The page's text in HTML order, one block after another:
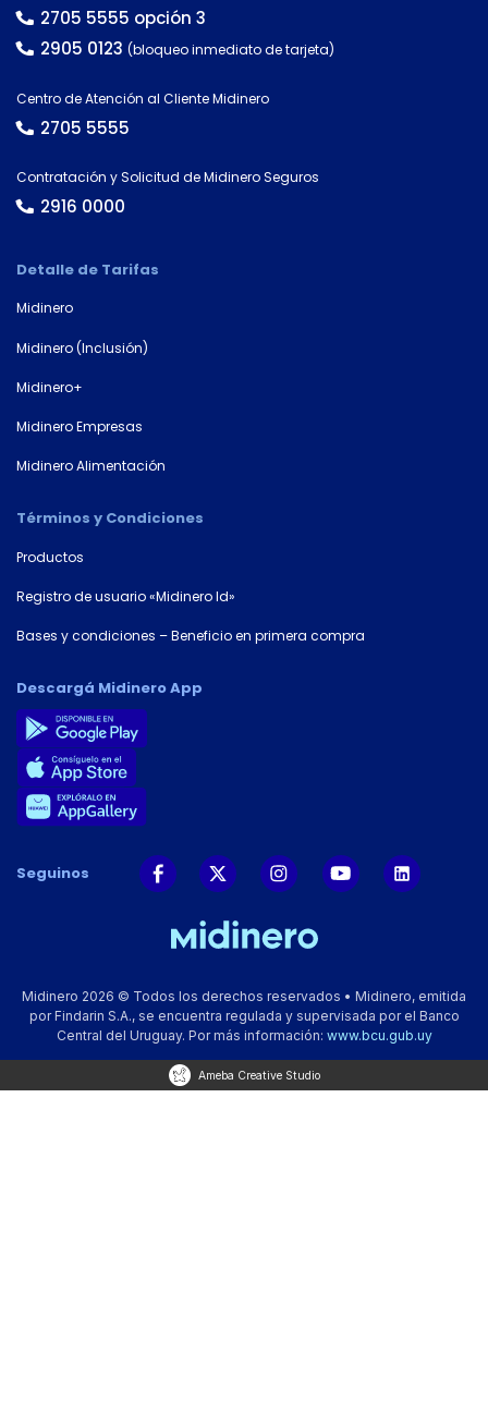
2705 5555 opción 3
2905 0123 (bloqueo inmediato de tarjeta)
Centro de Atención al Cliente Midinero
2705 5555
Contratación y Solicitud de Midinero Seguros
2916 0000
Detalle de Tarifas
Midinero
Midinero (Inclusión)
Midinero+
Midinero Empresas
Midinero Alimentación
Términos y Condiciones
Productos
Registro de usuario «Midinero Id»
Bases y condiciones – Beneficio en primera compra
Descargá Midinero App
Seguinos
Midinero 2026 © Todos los derechos reservados • Midinero, emitida
por Findarin S.A., se encuentra regulada y supervisada por el Banco
Central del Uruguay. Por más información: www.bcu.gub.uy
Ameba Creative Studio